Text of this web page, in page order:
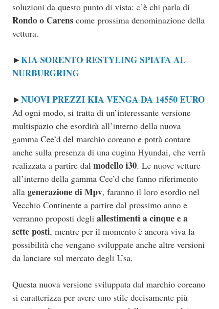
soluzioni da questo punto di vista: c’è chi parla di
Rondo o Carens come prossima denominazione della
vettura.
►KIA SORENTO RESTYLING SPIATA AL
NURBURGRING
►NUOVI PREZZI KIA VENGA DA 14550 EURO
Ad ogni modo, si tratta di un’interessante versione
multispazio che esordirà all’interno della nuova
gamma Cee’d del marchio coreano e potrà contare
anche sulla presenza di una cugina Hyundai, che verrà
realizzata a partire dal modello i30. Le nuove vetture
all’interno della gamma Cee’d che fanno riferimento
alla generazione di Mpv, faranno il loro esordio nel
Vecchio Continente a partire dal prossimo anno e
verranno proposti degli allestimenti a cinque e a
sette posti, mentre per il momento è ancora viva la
possibilità che vengano sviluppate anche altre versioni
da lanciare sul mercato degli Usa.
Questa nuova versione sviluppata dal marchio coreano
si caratterizza per avere uno stile decisamente più